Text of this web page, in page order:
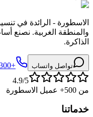
الاسطورة - الرائدة في
والمنطقة الغربية. نصنع
الذاكرة.
تواصل واتساب
+966548923300
4.9/5
من 500+ عميل الاسطورة
خدماتنا